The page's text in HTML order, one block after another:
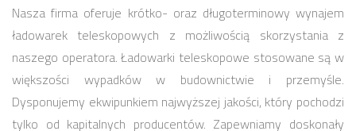
Nasza firma oferuje krótko- oraz długoterminowy wynajem
ładowarek teleskopowych z możliwością skorzystania z
naszego operatora. Ładowarki teleskopowe stosowane są w
większości wypadków w budownictwie i przemyśle.
Dysponujemy ekwipunkiem najwyższej jakości, który pochodzi
tylko od kapitalnych producentów. Zapewniamy doskonały